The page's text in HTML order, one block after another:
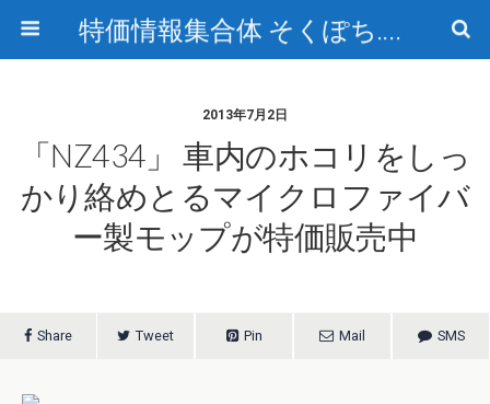
特価情報集合体 そくぽち.com
2013年7月2日
「NZ434」 車内のホコリをしっ
かり絡めとるマイクロファイバ
ー製モップが特価販売中
Share Tweet Pin Mail SMS